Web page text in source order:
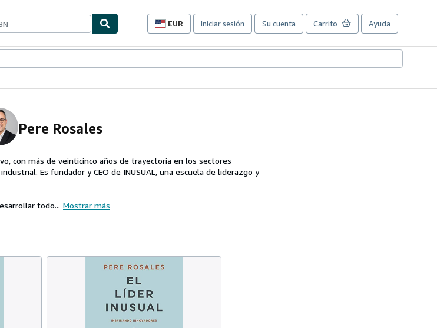
EUR
Preferencias
compra
sitio.
Iniciar sesión Su cuenta Carrito Ayuda
Pere Rosales
con más de veinticinco años de trayectoria en los sectores
Es fundador y CEO de INUSUAL, una escuela de liderazgo y
todo... Mostrar más